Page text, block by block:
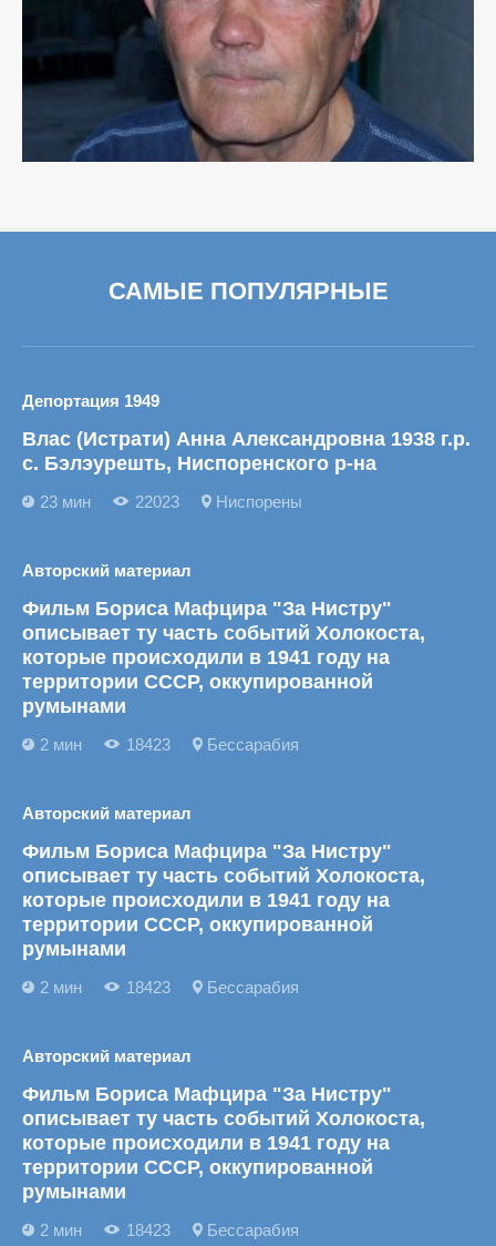
САМЫЕ ПОПУЛЯРНЫЕ
Депортация 1949
Влас (Истрати) Анна Александровна 1938 г.р.
с. Бэлэурешть, Ниспоренского р-на
23 мин 22023 Ниспорены
Авторский материал
Фильм Бориса Мафцира "За Нистру"
описывает ту часть событий Холокоста,
которые происходили в 1941 году на
территории СССР, оккупированной
румынами
2 мин 18423 Бессарабия
Авторский материал
Фильм Бориса Мафцира "За Нистру"
описывает ту часть событий Холокоста,
которые происходили в 1941 году на
территории СССР, оккупированной
румынами
2 мин 18423 Бессарабия
Авторский материал
Фильм Бориса Мафцира "За Нистру"
описывает ту часть событий Холокоста,
которые происходили в 1941 году на
территории СССР, оккупированной
румынами
2 мин 18423 Бессарабия